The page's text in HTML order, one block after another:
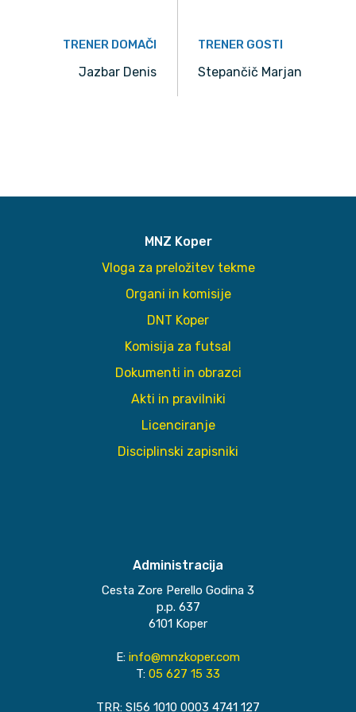
TRENER DOMAČI
Jazbar Denis
TRENER GOSTI
Stepančič Marjan
MNZ Koper
Vloga za preložitev tekme
Organi in komisije
DNT Koper
Komisija za futsal
Dokumenti in obrazci
Akti in pravilniki
Licenciranje
Disciplinski zapisniki
Administracija
Cesta Zore Perello Godina 3
p.p. 637
6101 Koper
E: info@mnzkoper.com
T: 05 627 15 33
TRR: SI56 1010 0003 4741 127